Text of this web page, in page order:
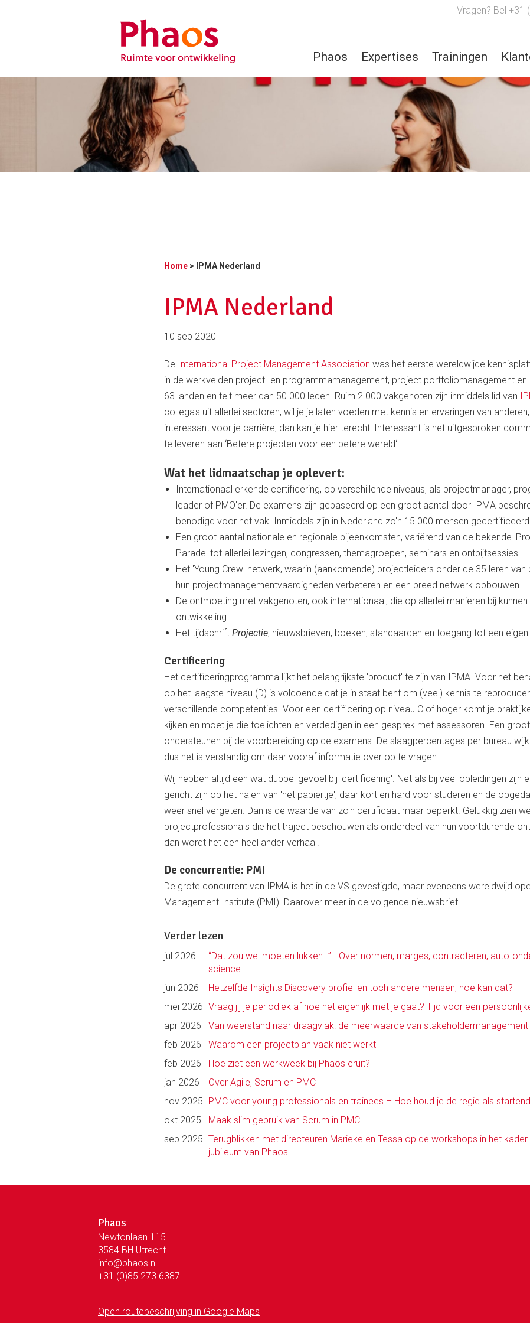
Vragen? Bel +31
Phaos Expertises Trainingen
Home > IPMA Nederland
IPMA Nederland
10 sep 2020
De International Project Management Association was het eerste wereldwijde
in de werkvelden project- en programmamanagement, project portfoliomanagement en
63 landen en telt meer dan 50.000 leden. Ruim 2.000 vakgenoten zijn inmiddels lid van
collega's uit allerlei sectoren, wil je je laten voeden met kennis en ervaringen van
interessant voor je carrière, dan kan je hier terecht! Interessant is het uitgesproken
te leveren aan ‘Betere projecten voor een betere wereld‘.
Wat het lidmaatschap je oplevert:
Internationaal erkende certificering, op verschillende niveaus, als projectmanager,
leader of PMO'er. De examens zijn gebaseerd op een groot aantal door IPMA
benodigd voor het vak. Inmiddels zijn in Nederland zo'n 15.000 mensen
Een groot aantal nationale en regionale bijeenkomsten, variërend van de bekende
Parade' tot allerlei lezingen, congressen, themagroepen, seminars en ontbijtsessies.
Het 'Young Crew' netwerk, waarin (aankomende) projectleiders onder de 35 leren van
hun projectmanagementvaardigheden verbeteren en een breed netwerk opbouwen.
De ontmoeting met vakgenoten, ook internationaal, die op allerlei manieren bij
ontwikkeling.
Het tijdschrift Projectie, nieuwsbrieven, boeken, standaarden en toegang tot een eigen
Certificering
Het certificeringprogramma lijkt het belangrijkste 'product' te zijn van IPMA. Voor het
op het laagste niveau (D) is voldoende dat je in staat bent om (veel) kennis te
verschillende competenties. Voor een certificering op niveau C of hoger komt je
kijken en moet je die toelichten en verdedigen in een gesprek met assessoren. Een
ondersteunen bij de voorbereiding op de examens. De slaagpercentages per bureau
dus het is verstandig om daar vooraf informatie over op te vragen.
Wij hebben altijd een wat dubbel gevoel bij 'certificering'. Net als bij veel opleidingen zijn
gericht zijn op het halen van 'het papiertje', daar kort en hard voor studeren en de
weer snel vergeten. Dan is de waarde van zo'n certificaat maar beperkt. Gelukkig zien
projectprofessionals die het traject beschouwen als onderdeel van hun voortdurende
dan wordt het een heel ander verhaal.
De concurrentie: PMI
De grote concurrent van IPMA is het in de VS gevestigde, maar eveneens wereldwijd
Management Institute (PMI). Daarover meer in de volgende nieuwsbrief.
Verder lezen
jul 2026
“Dat zou wel moeten lukken…” - Over normen, marges, contracteren, auto-
science
jun 2026
Hetzelfde Insights Discovery profiel en toch andere mensen, hoe kan dat?
mei 2026 Vraag jij je periodiek af hoe het eigenlijk met je gaat? Tijd voor een
apr 2026
Van weerstand naar draagvlak: de meerwaarde van stakeholdermanagement
feb 2026
Waarom een projectplan vaak niet werkt
feb 2026
Hoe ziet een werkweek bij Phaos eruit?
jan 2026
Over Agile, Scrum en PMC
nov 2025
PMC voor young professionals en trainees – Hoe houd je de regie als
okt 2025
Maak slim gebruik van Scrum in PMC
sep 2025 Terugblikken met directeuren Marieke en Tessa op de workshops in het
jubileum van Phaos
Phaos
Newtonlaan 115
3584 BH Utrecht
info@phaos.nl
+31 (0)85 273 6387
Open routebeschrijving in Google Maps